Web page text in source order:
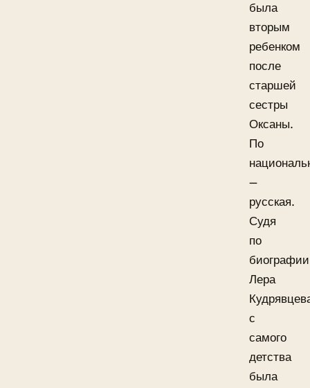
была
вторым
ребенком
после
старшей
сестры
Оксаны.
По
—
русская.
Судя
по
Лера
с
самого
детства
была